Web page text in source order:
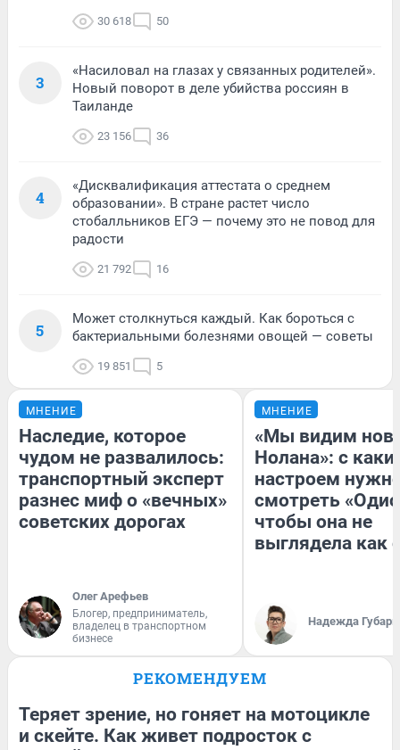
30 618 50
3
«Насиловал на глазах у связанных родителей».
Новый поворот в деле убийства россиян в
Таиланде
23 156 36
4
«Дисквалификация аттестата о среднем
образовании». В стране растет число
стобалльников ЕГЭ — почему это не повод для
радости
21 792 16
5
Может столкнуться каждый. Как бороться с
бактериальными болезнями овощей — советы
19 851 5
МНЕНИЕ
Наследие, которое
чудом не развалилось:
транспортный эксперт
разнес миф о «вечных»
советских дорогах
Олег Арефьев
Блогер, предприниматель,
владелец в транспортном
бизнесе
МНЕНИЕ
«Мы видим
Нолана»: с
настроем
смотреть
чтобы она не
выглядела как
Надежда Губарь
РЕКОМЕНДУЕМ
Теряет зрение, но гоняет на мотоцикле
и скейте. Как живет подросток с